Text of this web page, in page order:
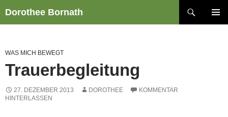
Inhalt
Dorothee Bornath
WAS MICH BEWEGT
Trauerbegleitung
27. DEZEMBER 2013 DOROTHEE
KOMMENTAR
HINTERLASSEN